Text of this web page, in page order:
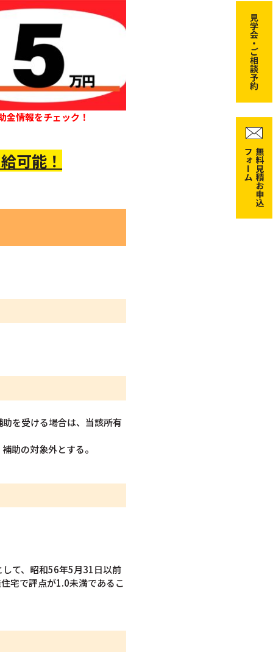
金情報をチェック！
可能！
を受ける場合は、当該所有
助の対象外とする。
て、昭和56年5月31日以前
宅で評点が1.0未満であるこ